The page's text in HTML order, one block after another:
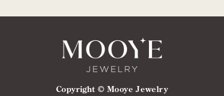
Copyright © Mooye Jewelry